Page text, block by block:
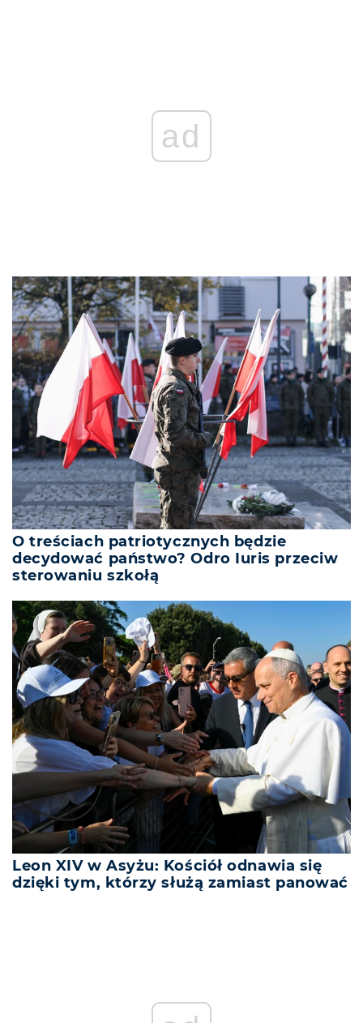
ad
O treściach patriotycznych będzie
decydować państwo? Odro Iuris przeciw
sterowaniu szkołą
Leon XIV w Asyżu: Kościół odnawia się
dzięki tym, którzy służą zamiast panować